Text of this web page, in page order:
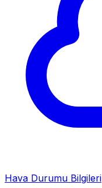
Hava Durumu Bilgileri